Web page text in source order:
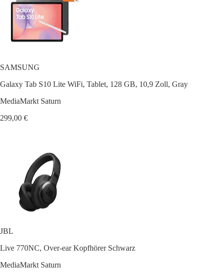
SAMSUNG
Galaxy Tab S10 Lite WiFi, Tablet, 128 GB, 10,9 Zoll, Gray
MediaMarkt Saturn
299,00 €
JBL
Live 770NC, Over-ear Kopfhörer Schwarz
MediaMarkt Saturn